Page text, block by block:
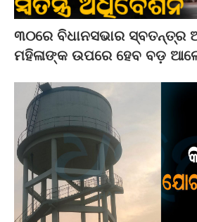
୩୦ରେ ବିଧାନସଭାର ସ୍ବତନ୍ତ୍ର
ମହିଳାଙ୍କ ଉପରେ ହେବ ବଡ଼